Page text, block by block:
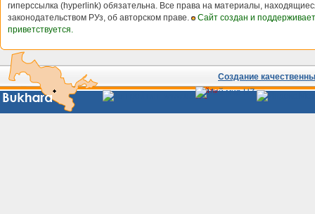
гиперссылка (hyperlink) обязательна. Все права на материалы,
законодательством РУз, об авторском праве.
Сайт создан и
приветствуется.
Создание
Сайты
Узбекистана